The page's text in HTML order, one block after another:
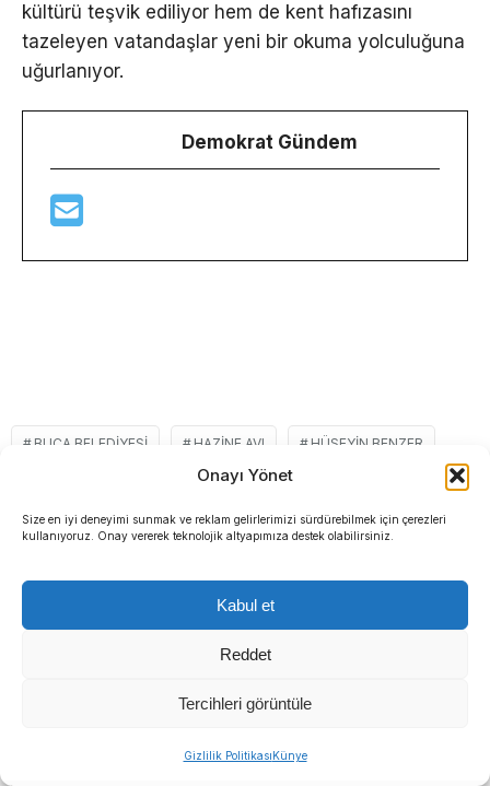
Onayı Yönet
Size en iyi deneyimi sunmak ve reklam gelirlerimizi sürdürebilmek için çerezleri
kullanıyoruz. Onay vererek teknolojik altyapımıza destek olabilirsiniz.
Kabul et
Reddet
Tercihleri görüntüle
Gizlilik PolitikasıKünye
kültürü teşvik ediliyor hem de kent hafızasını
tazeleyen vatandaşlar yeni bir okuma yolculuğuna
uğurlanıyor.
Demokrat Gündem
BUCA BELEDIYESI HAZINE AVI HÜSEYIN BENZER
ZIYARETÇI
ÇEKEBİLİR